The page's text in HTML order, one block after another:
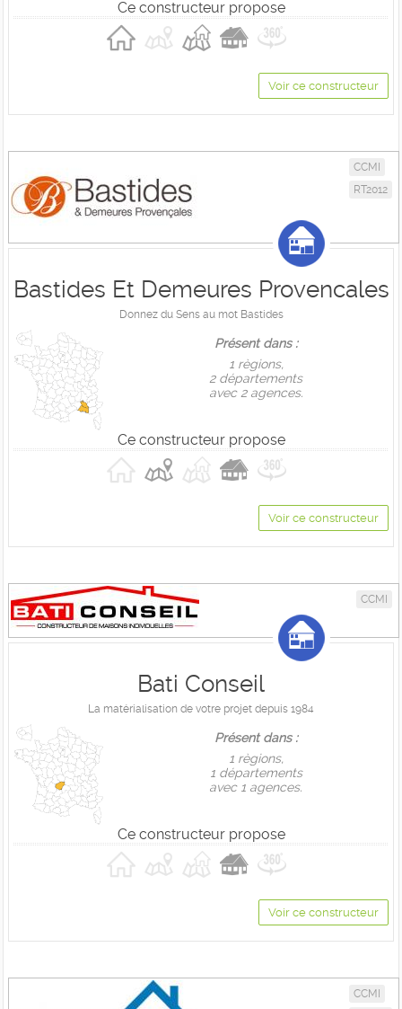
Ce constructeur propose
Voir ce constructeur
CCMI
RT2012
Bastides Et Demeures Provencales
Donnez du Sens au mot Bastides
Présent dans :
1 règions,
2 départements
avec 2 agences.
Ce constructeur propose
Voir ce constructeur
CCMI
Bati Conseil
La matérialisation de votre projet depuis 1984
Présent dans :
1 règions,
1 départements
avec 1 agences.
Ce constructeur propose
Voir ce constructeur
CCMI